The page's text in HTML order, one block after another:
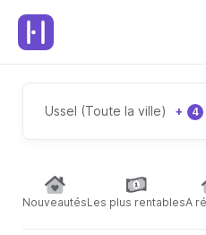
Ussel (Toute la ville) + 4
NouveautésLes plus rentablesA